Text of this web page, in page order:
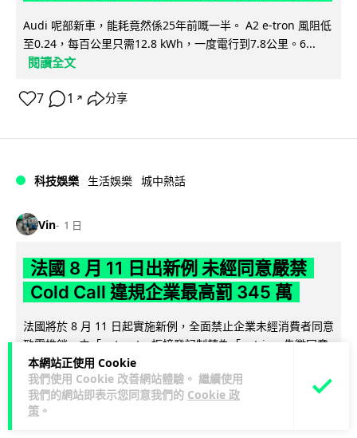
本網站正使用 Cookie
我們使用 Cookie 改善網站體驗。 繼續使用
我們的網站即表示您同意我們的 Cookie 政
策 。
Audi 呢部新車，能耗竟然係25年前嘅一半。 A2 e-tron 風阻低
至0.24，每百公里只需12.8 kWh，一度電行到7.8公里。6...
閱讀全文
7 1 ↗ 分享
科技娛樂 生活娛樂 城中熱話
Vin 1 日
法國 8 月 11 日出新例 未經同意嚴禁
Cold Call 違規企業最高罰 345 萬
法國將於 8 月 11 日起實施新例，全面禁止企業未經消費者同意
致電推銷，由「opt-out」拒接登記制轉為「opt-in」先徵同意
機制。違... 閱讀全文
354 27 ↗ 分享